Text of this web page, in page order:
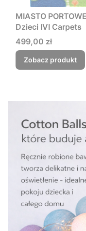
MIASTO
Dzieci IVI Carpets
Cena
499,00 zł
Zobacz produkt